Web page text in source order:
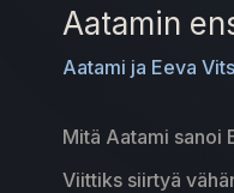
Aatamin
Aatami ja Eeva
Mitä Aatami sanoi
Viittiks siirtyä